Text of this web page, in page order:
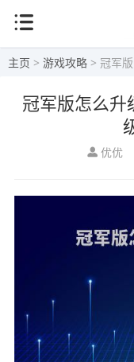
主页 > 游戏攻略 > 冠军版
冠军版怎么升
优优